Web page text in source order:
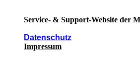
Service- & Support-Website der
Datenschutz
Impressum